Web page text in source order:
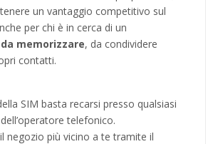
un vantaggio competitivo sul
per chi è in cerca di un
memorizzare, da condividere
contatti.
SIM basta recarsi presso qualsiasi
telefonico.
negozio più vicino a te tramite il